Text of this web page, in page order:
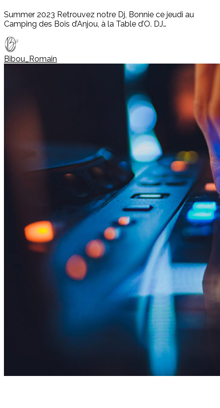
Summer 2023 Retrouvez notre Dj, Bonnie ce jeudi au
Camping des Bois d’Anjou, à la Table d’O. DJ…
Bibou_Romain